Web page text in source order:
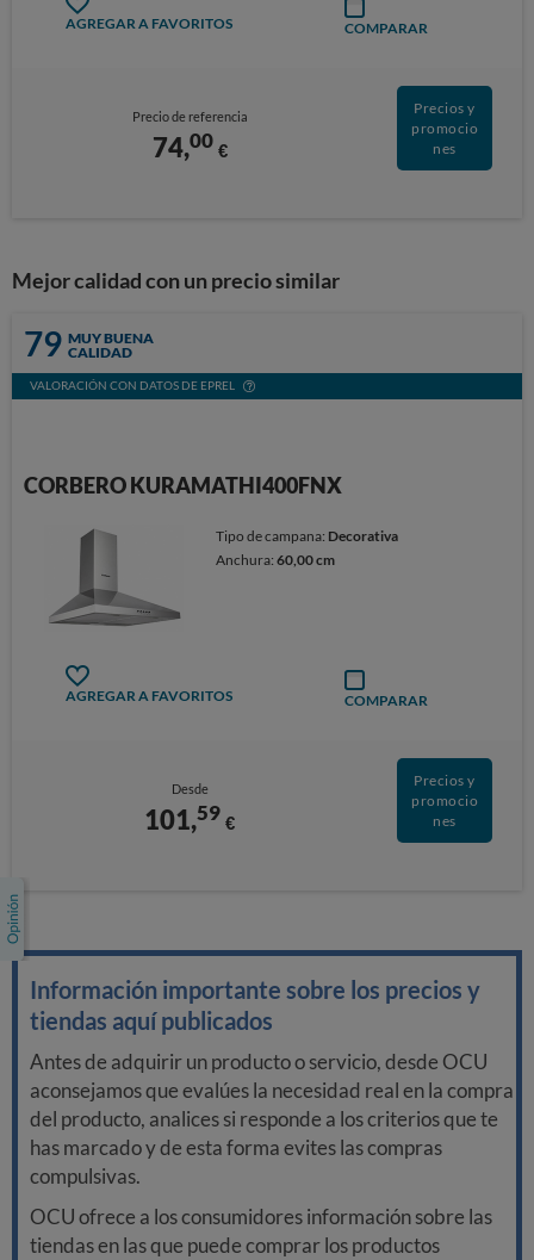
AGREGAR A FAVORITOS COMPARAR
Precio de referencia
74,00 €
Precios y
promocio
nes
Mejor calidad con un precio similar
79 MUY BUENA
CALIDAD
VALORACIÓN CON DATOS DE EPREL
CORBERO KURAMATHI400FNX
Tipo de campana: Decorativa
Anchura:60,00 cm
AGREGAR A FAVORITOS COMPARAR
Desde
101,59 €
Precios y
promocio
nes
Información importante sobre los precios y
tiendas aquí publicados
Antes de adquirir un producto o servicio, desde OCU
aconsejamos que evalúes la necesidad real en la compra
del producto, analices si responde a los criterios que te
has marcado y de esta forma evites las compras
compulsivas.
OCU ofrece a los consumidores información sobre las
tiendas en las que puede comprar los productos